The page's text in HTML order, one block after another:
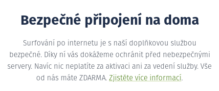
Bezpečné připojení na doma
Surfování po internetu je s naší doplňkovou službou
bezpečné. Díky ní vás dokážeme ochránit před nebezpečnými
servery. Navíc nic neplatíte za aktivaci ani za vedení služby. Vše
od nás máte ZDARMA. Zjistěte více informací.